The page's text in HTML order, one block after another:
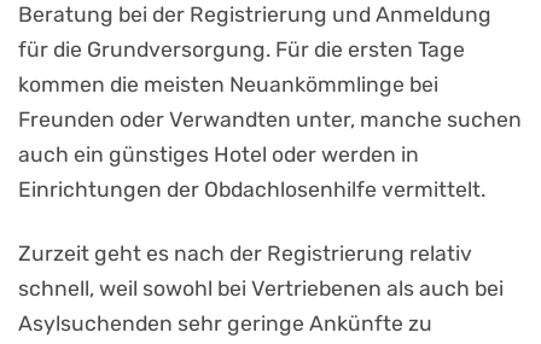
Beratung bei der Registrierung und Anmeldung
für die Grundversorgung. Für die ersten Tage
kommen die meisten Neuankömmlinge bei
Freunden oder Verwandten unter, manche suchen
auch ein günstiges Hotel oder werden in
Einrichtungen der Obdachlosenhilfe vermittelt.
Zurzeit geht es nach der Registrierung relativ
schnell, weil sowohl bei Vertriebenen als auch bei
Asylsuchenden sehr geringe Ankünfte zu